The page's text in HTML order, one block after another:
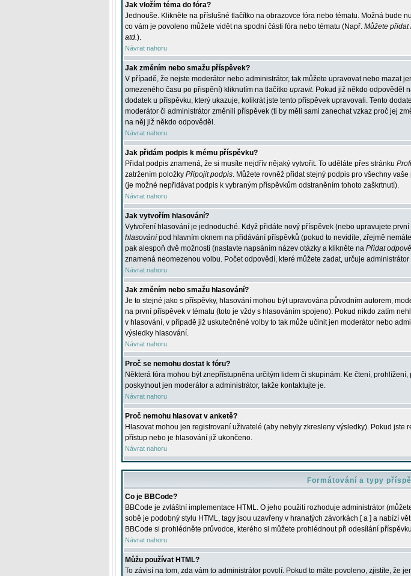
Jak vložím téma do fóra?
Jednouše. Klikněte na příslušné tlačítko na obrazovce fóra nebo tématu. Možná bude
co vám je povoleno můžete vidět na spodní části fóra nebo tématu (Např. Můžete přidat
atd.).
Návrat nahoru
Jak změním nebo smažu příspěvek?
V případě, že nejste moderátor nebo administrátor, tak můžete upravovat nebo mazat
omezeného času po přispění) kliknutím na tlačítko upravit. Pokud již někdo odpověděl
dodatek u příspěvku, který ukazuje, kolikrát jste tento příspěvek upravovali. Tento
moderátor či administrátor změnili příspěvek (ti by měli sami zanechat vzkaz proč jej
na něj již někdo odpověděl.
Návrat nahoru
Jak přidám podpis k mému příspěvku?
Přidat podpis znamená, že si musíte nejdřív nějaký vytvořit. To uděláte přes stránku
zatržením položky Připojit podpis. Můžete rovněž přidat stejný podpis pro všechny
(je možné nepřidávat podpis k vybraným příspěvkům odstraněním tohoto zaškrtnutí).
Návrat nahoru
Jak vytvořím hlasování?
Vytvoření hlasování je jednoduché. Když přidáte nový příspěvek (nebo upravujete
hlasování pod hlavním oknem na přidávání příspěvků (pokud to nevidíte, zřejmě
pak alespoň dvě možnosti (nastavte napsáním název otázky a klikněte na Přidat
znamená neomezenou volbu. Počet odpovědí, které můžete zadat, určuje administrátor
Návrat nahoru
Jak změním nebo smažu hlasování?
Je to stejné jako s příspěvky, hlasování mohou být upravována původním autorem,
na první příspěvek v tématu (toto je vždy s hlasováním spojeno). Pokud nikdo zatím
v hlasování, v případě již uskutečněné volby to tak může učinit jen moderátor nebo
výsledky hlasování.
Návrat nahoru
Proč se nemohu dostat k fóru?
Některá fóra mohou být znepřístupněna určitým lidem či skupinám. Ke čtení,
poskytnout jen moderátor a administrátor, takže kontaktujte je.
Návrat nahoru
Proč nemohu hlasovat v anketě?
Hlasovat mohou jen registrovaní uživatelé (aby nebyly zkresleny výsledky). Pokud
přístup nebo je hlasování již ukončeno.
Návrat nahoru
Formátování a typy
Co je BBCode?
BBCode je zvláštní implementace HTML. O jeho použití rozhoduje administrátor
sobě je podobný stylu HTML, tagy jsou uzavřeny v hranatých závorkách [ a ] a nabízí
BBCode si prohlédněte průvodce, kterého si můžete prohlédnout při odesílání
Návrat nahoru
Můžu používat HTML?
To závisí na tom, zda vám to administrátor povolí. Pokud to máte povoleno, zjistíte, že